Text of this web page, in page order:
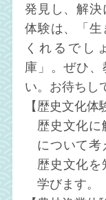
発見し、解
体験は、「
くれるでし
庫」。ぜひ
い。お待ちし
【歴史文化体
歴史文化
について考
歴史文化を
学びます。